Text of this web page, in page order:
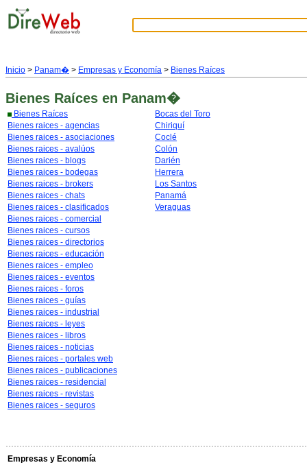
Inicio > Panam� > Empresas y Economía > Bienes Raíces
Bienes Raíces en Panam�
Bienes Raíces
Bienes raices - agencias
Bienes raices - asociaciones
Bienes raices - avalúos
Bienes raices - blogs
Bienes raices - bodegas
Bienes raices - brokers
Bienes raices - chats
Bienes raices - clasificados
Bienes raices - comercial
Bienes raices - cursos
Bienes raices - directorios
Bienes raices - educación
Bienes raices - empleo
Bienes raices - eventos
Bienes raices - foros
Bienes raices - guías
Bienes raices - industrial
Bienes raices - leyes
Bienes raices - libros
Bienes raices - noticias
Bienes raices - portales web
Bienes raices - publicaciones
Bienes raices - residencial
Bienes raices - revistas
Bienes raices - seguros
Bocas del Toro
Chiriquí
Coclé
Colón
Darién
Herrera
Los Santos
Panamá
Veraguas
Empresas y Economía